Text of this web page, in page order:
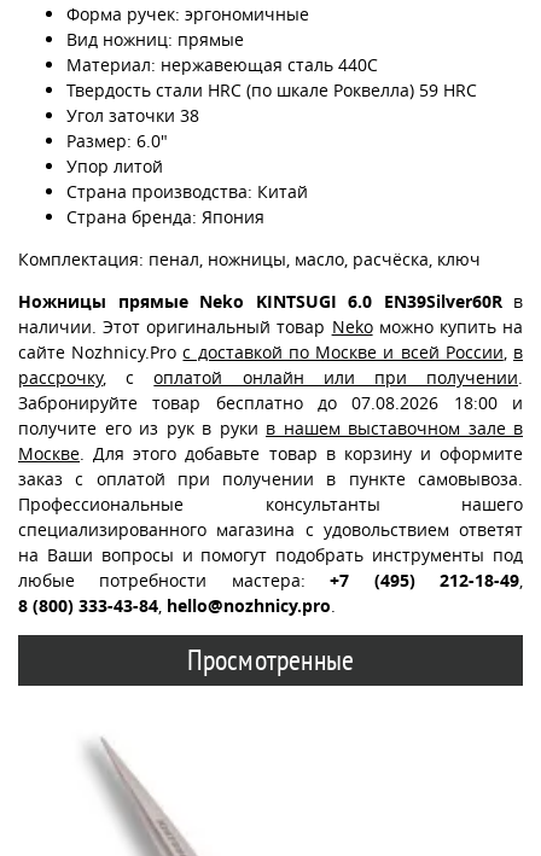
Форма ручек: эргономичные
Вид ножниц: прямые
Материал: нержавеющая сталь 440С
Твердость стали HRC (по шкале Роквелла) 59 HRC
Угол заточки 38
Размер: 6.0"
Упор литой
Страна производства: Китай
Страна бренда: Япония
Комплектация: пенал, ножницы, масло, расчёска, ключ
Ножницы прямые Neko KINTSUGI 6.0 EN39Silver60Rв
наличии. Этот оригинальный товар Nekoможно купить на
сайте Nozhnicy.Proс доставкой по Москве и всей России в
рассрочку, соплатой онлайн или при получении
Забронируйте товар бесплатно до 07.08.2026 18:00 и
получите его из рук в руки в нашем выставочном зале в
Москве . Для этого добавьте товар в корзину и оформите
заказ с оплатой при получении в пункте самовывоза.
Профессиональные консультанты нашего
специализированного магазина с удовольствием ответят
на Ваши вопросы и помогут подобрать инструменты под
любые потребности мастера:+7 (495) 212-18-49
8 (800) 333-43-84 hello@nozhnicy.pro
Просмотренные